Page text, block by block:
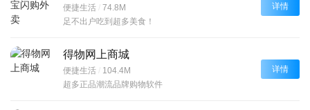
便捷生活
74.8M
足不出户吃到超多美食！
详情
得物网上商城
便捷生活
104.4M
超多正品潮流品牌购物软件
详情